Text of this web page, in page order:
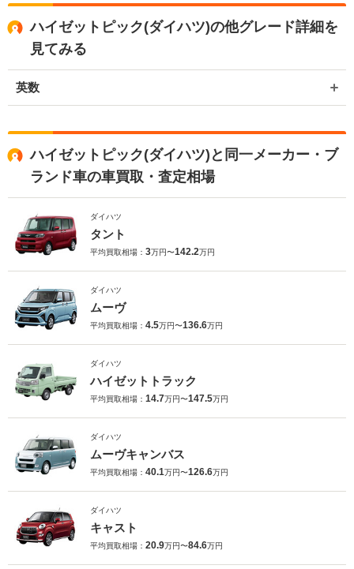
ハイゼットピック(ダイハツ)の他グレード詳細を
見てみる
英数
ハイゼットピック(ダイハツ)と同一メーカー・ブ
ランド車の車買取・査定相場
ダイハツ
タント
平均買取相場： 3万円〜142.2万円
ダイハツ
ムーヴ
平均買取相場： 4.5万円〜136.6万円
ダイハツ
ハイゼットトラック
平均買取相場： 14.7万円〜147.5万円
ダイハツ
ムーヴキャンバス
平均買取相場： 40.1万円〜126.6万円
ダイハツ
キャスト
平均買取相場： 20.9万円〜84.6万円